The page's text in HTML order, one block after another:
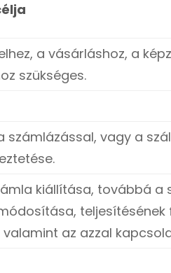
a vásárláshoz, a
szükséges.
számlázással, vagy a
kiállítása, továbbá
az azzal